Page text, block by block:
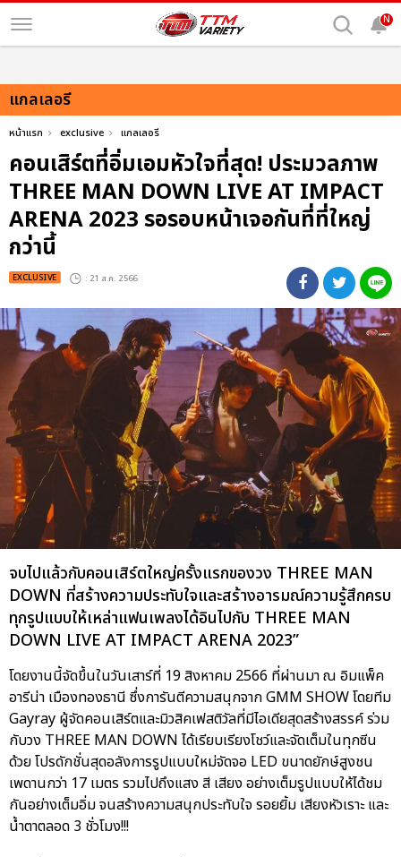
N
แกลเลอรี
หน้าแรก exclusive แกลเลอรี
คอนเสิร์ตที่อิ่มเอมหัวใจที่สุด! ประมวลภาพ
THREE MAN DOWN LIVE AT IMPACT
ARENA 2023 รอรอบหน้าเจอกันที่ที่ใหญ่
กว่านี้
EXCLUSIVE : 21 ส.ค. 2566
จบไปแล้วกับคอนเสิร์ตใหญ่ครั้งแรกของวง THREE MAN
DOWN ที่สร้างความประทับใจและสร้างอารมณ์ความรู้สึกครบ
ทุกรูปแบบให้เหล่าแฟนเพลงได้อินไปกับ THREE MAN
DOWN LIVE AT IMPACT ARENA 2023”
โดยงานนี้จัดขึ้นในวันเสาร์ที่ 19 สิงหาคม 2566 ที่ผ่านมา ณ อิมแพ็ค
อารีน่า เมืองทองธานี ซึ่งการันตีความสนุกจาก GMM SHOW โดยทีม
Gayray ผู้จัดคอนเสิร์ตและมิวสิคเฟสติวัลที่มีไอเดียสุดสร้างสรรค์ ร่วม
กับวง THREE MAN DOWN ได้เรียบเรียงโชว์และจัดเต็มในทุกซีน
ด้วย โปรดักชั่นสุดอลังการรูปแบบใหม่จัดจอ LED ขนาดยักษ์สูงชน
เพดานกว่า 17 เมตร รวมไปถึงแสง สี เสียง อย่างเต็มรูปแบบให้ได้ชม
กันอย่างเต็มอิ่ม จนสร้างความสนุกประทับใจ รอยยิ้ม เสียงหัวเราะ และ
น้ำตาตลอด 3 ชั่วโมง!!!